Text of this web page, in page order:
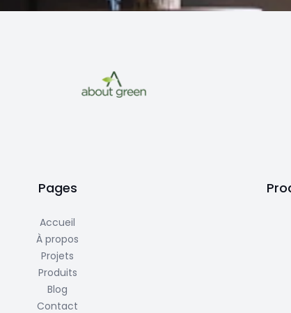
Pages
Accueil
À propos
Projets
Produits
Blog
Contact